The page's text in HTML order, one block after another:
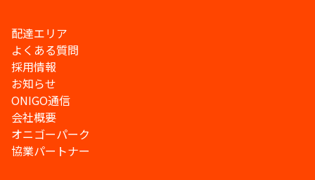
配達エリア
よくある質問
採用情報
お知らせ
ONIGO通信
会社概要
オニゴーパーク
協業パートナー